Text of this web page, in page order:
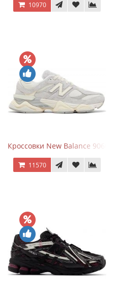
10970
Кроссовки New Balance 9060
11570